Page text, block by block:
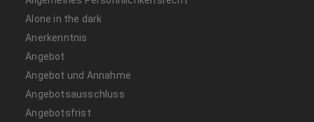
Alone in the dark
Anerkenntnis
Angebot
Angebot und Annahme
Angebotsausschluss
Angebotsfrist